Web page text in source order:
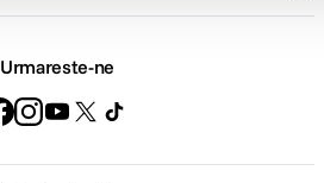
Urmareste-ne